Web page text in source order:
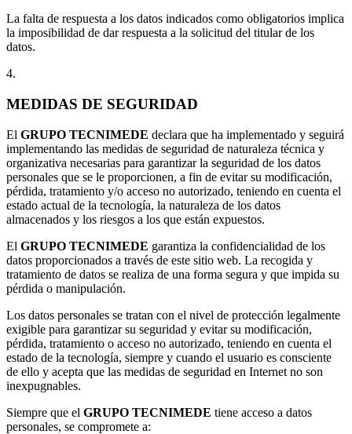
La falta de respuesta a los datos indicados como obligatorios implica
la imposibilidad de dar respuesta a la solicitud del titular de los
datos.
4.
MEDIDAS DE SEGURIDAD
El GRUPO TECNIMEDE declara que ha implementado y seguirá
implementando las medidas de seguridad de naturaleza técnica y
organizativa necesarias para garantizar la seguridad de los datos
personales que se le proporcionen, a fin de evitar su modificación,
pérdida, tratamiento y/o acceso no autorizado, teniendo en cuenta el
estado actual de la tecnología, la naturaleza de los datos
almacenados y los riesgos a los que están expuestos.
El GRUPO TECNIMEDE garantiza la confidencialidad de los
datos proporcionados a través de este sitio web. La recogida y
tratamiento de datos se realiza de una forma segura y que impida su
pérdida o manipulación.
Los datos personales se tratan con el nivel de protección legalmente
exigible para garantizar su seguridad y evitar su modificación,
pérdida, tratamiento o acceso no autorizado, teniendo en cuenta el
estado de la tecnología, siempre y cuando el usuario es consciente
de ello y acepta que las medidas de seguridad en Internet no son
inexpugnables.
Siempre que el GRUPO TECNIMEDE tiene acceso a datos
personales, se compromete a: